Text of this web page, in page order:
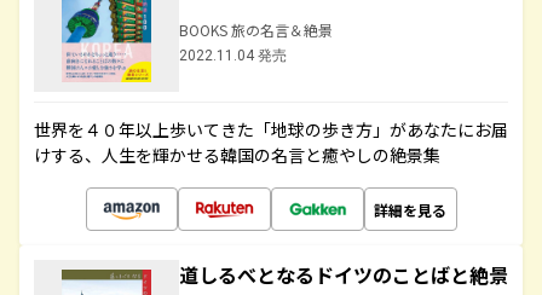
BOOKS 旅の名言＆絶景
2022.11.04 発売
世界を４０年以上歩いてきた「地球の歩き方」があなたにお届
けする、人生を輝かせる韓国の名言と癒やしの絶景集
詳細を見る
道しるべとなるドイツのことばと絶景